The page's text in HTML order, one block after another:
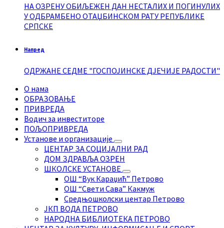
НА ОЗРЕНУ ОБИЉЕЖЕН ДАН НЕСТАЛИХ И ПОГИНУЛИХ
У ОДБРАМБЕНО ОТАЏБИНСКОМ РАТУ РЕПУБЛИКЕ
СРПСКЕ
Напред
ОДРЖАНЕ СЕДМЕ "ГОСПОЈИНСКЕ ДЈЕЧИЈЕ РАДОСТИ"
О нама
ОБРАЗОВАЊЕ
ПРИВРЕДА
Водич за инвеститоре
ПОЉОПРИВРЕДА
Установе и организације
ЦЕНТАР ЗА СОЦИЈАЛНИ РАД
ДОМ ЗДРАВЉА ОЗРЕН
ШКОЛСКЕ УСТАНОВЕ
ОШ “Вук Караџић” Петрово
ОШ “Свети Сава” Какмуж
Средњошколски центар Петрово
ЈКП ВОДА ПЕТРОВО
НАРОДНА БИБЛИОТЕКА ПЕТРОВО